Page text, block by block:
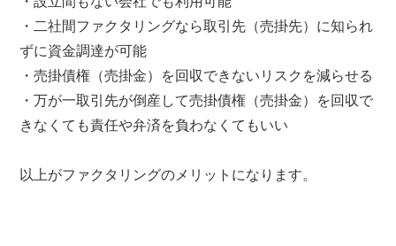
・二社間ファクタリングなら取引先（売掛先）に知られ
ずに資金調達が可能
・売掛債権（売掛金）を回収できないリスクを減らせる
・万が一取引先が倒産して売掛債権（売掛金）を回収で
きなくても責任や弁済を負わなくてもいい
以上がファクタリングのメリットになります。